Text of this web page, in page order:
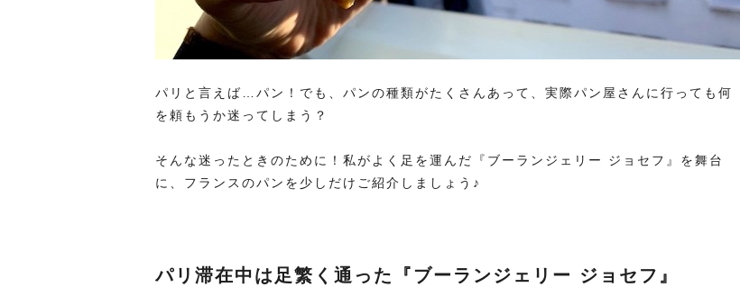
パリと言えば…パン！でも、パンの種類がたくさんあって、実際パン屋さんに行っても何
を頼もうか迷ってしまう？
そんな迷ったときのために！私がよく足を運んだ『ブーランジェリー ジョセフ』を舞台
に、フランスのパンを少しだけご紹介しましょう♪
パリ滞在中は足繁く通った『ブーランジェリー ジョセフ』